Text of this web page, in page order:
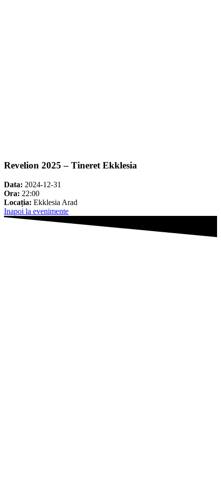
Revelion 2025 – Tineret Ekklesia
Data: 2024-12-31
Ora: 22:00
Locația: Ekklesia Arad
Inapoi la evenimente